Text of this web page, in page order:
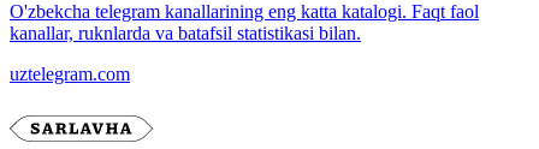
O'zbekcha telegram kanallarining eng katta katalogi. Faqt faol
kanallar, ruknlarda va batafsil statistikasi bilan.
uztelegram.com